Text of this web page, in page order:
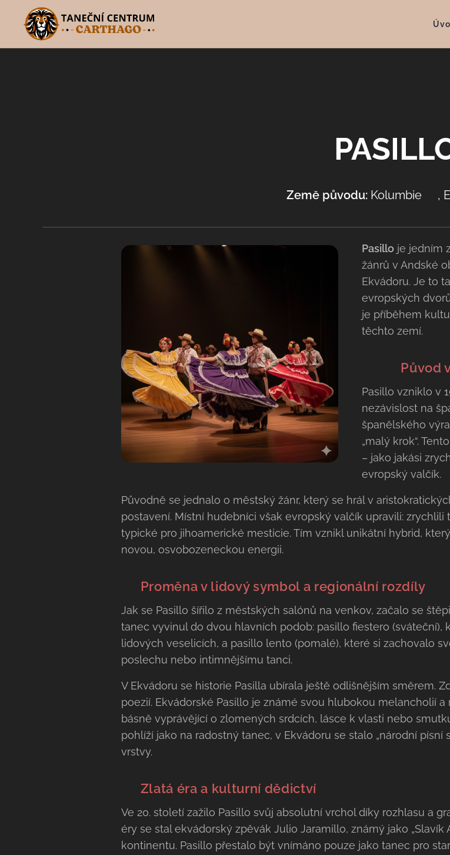
Země původu:Kolumbie ,
Pasilloje jedním
žánrů v Andské
Ekvádoru. Je to
evropských
je příběhem
těchto zemí.
Původ
​Pasillo vzniklo v
nezávislost na
španělského
„malý krok“.
– jako jakási
evropský valčík.
​Původně se jednalo o městský žánr, který se hrál v
postavení. Místní hudebníci však evropský valčík upravili:
typické pro jihoamerické mesticie. Tím vznikl unikátní hybrid,
novou, osvobozeneckou energii.
​🌍 Proměna v lidový symbol a regionální rozdíly
​Jak se Pasillo šířilo z městských salónů na venkov, začalo se
tanec vyvinul do dvou hlavních podob: pasillo fiestero (sváteční),
lidových veselicích, a pasillo lento (pomalé), které si zachovalo
poslechu nebo intimnějšímu tanci.
​V Ekvádoru se historie Pasilla ubírala ještě odlišnějším směrem.
poezií. Ekvádorské Pasillo je známé svou hlubokou melancholií
básně vyprávějící o zlomených srdcích, lásce k vlasti nebo
pohlíží jako na radostný tanec, v Ekvádoru se stalo „národní písní
vrstvy.
🎤 Zlatá éra a kulturní dědictví
​Ve 20. století zažilo Pasillo svůj absolutní vrchol díky rozhlasu a
éry se stal ekvádorský zpěvák Julio Jaramillo, známý jako „Slavík
kontinentu. Pasillo přestalo být vnímáno pouze jako tanec pro